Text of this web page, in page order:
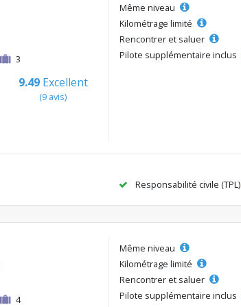
3
9.49 Excellent
(9 avis)
Même niveau
Kilométrage limité
Rencontrer et saluer
Pilote supplémentaire inclus
Responsabilité civile (TPL)
4
Même niveau
Kilométrage limité
Rencontrer et saluer
Pilote supplémentaire inclus